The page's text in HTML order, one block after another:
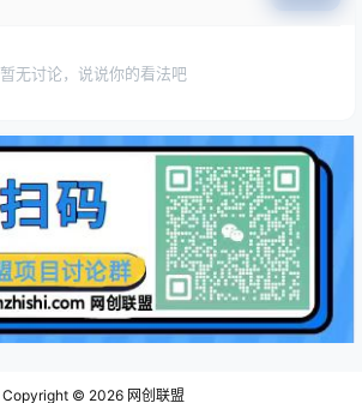
暂无讨论，说说你的看法吧
Copyright © 2026 网创联盟